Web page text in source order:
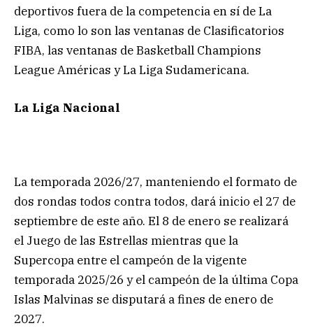
deportivos fuera de la competencia en sí de La
Liga, como lo son las ventanas de Clasificatorios
FIBA, las ventanas de Basketball Champions
League Américas y La Liga Sudamericana.
La Liga Nacional
La temporada 2026/27, manteniendo el formato de
dos rondas todos contra todos, dará inicio el 27 de
septiembre de este año. El 8 de enero se realizará
el Juego de las Estrellas mientras que la
Supercopa entre el campeón de la vigente
temporada 2025/26 y el campeón de la última Copa
Islas Malvinas se disputará a fines de enero de
2027.